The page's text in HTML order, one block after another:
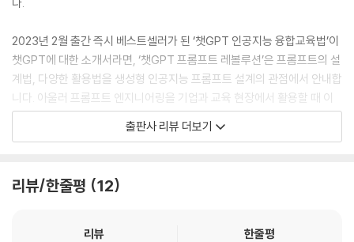
2023년 2월 출간 즉시 베스트셀러가 된 ‘챗GPT 인공지능 융합교육법’이
챗GPT에 대한 소개서라면, ‘챗GPT 프롬프트 레볼루션’은 프롬프트의 설
계법, 다양한 활용법을 생성형 인공지능 프롬프트 설계의 관점에서 안내합
니다. 아울러 프롬프트 엔지니어링을 기업과 교육 현장에서 활용할 때 이
론적인 토대가 될 수 있는 STEM 캡스톤 디자인의 개념도 담았습니다. 기
업가 교육자, 인공지능 활용을 원하는 모든 분들에게 프롬프트 설계를 위
2023 베스트셀러 챗GPT 인공지능 융합교육법 저자진
출판사 리뷰 더보기
리뷰/한줄평 12
리뷰 한줄평